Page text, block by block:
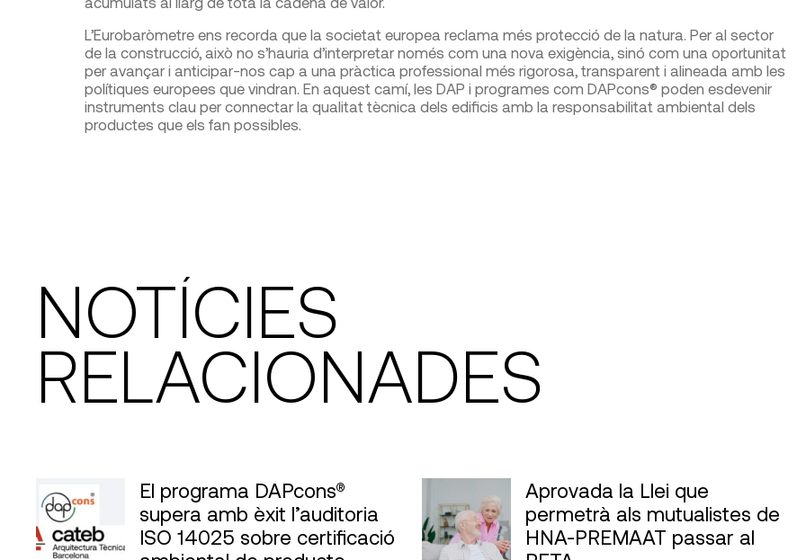
L’Eurobaròmetre ens recorda que la societat europea reclama més protecció de la natura. Per al sector
de la construcció, això no s’hauria d’interpretar només com una nova exigència, sinó com una oportunitat
per avançar i anticipar-nos cap a una pràctica professional més rigorosa, transparent i alineada amb les
polítiques europees que vindran. En aquest camí, les DAP i programes com DAPcons® poden esdevenir
instruments clau per connectar la qualitat tècnica dels edificis amb la responsabilitat ambiental dels
productes que els fan possibles.
NOTÍCIES
RELACIONADES
El programa DAPcons®
supera amb èxit l’auditoria
ISO 14025 sobre certificació
Aprovada la Llei que
permetrà als mutualistes de
HNA-PREMAAT passar al